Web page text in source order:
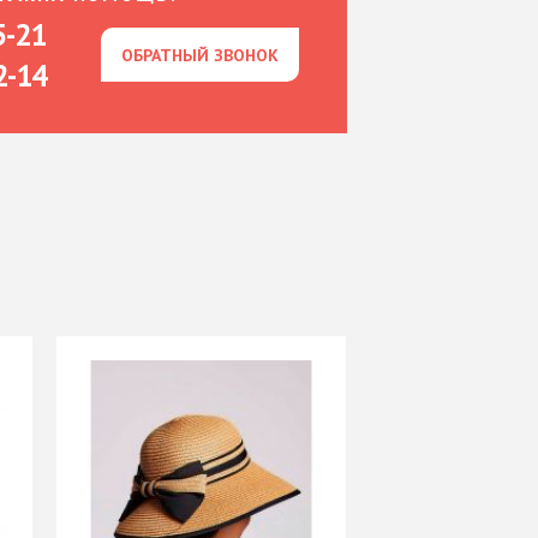
21
14
ОБРАТНЫЙ ЗВОНОК
ОБРАТНЫЙ ЗВОНОК